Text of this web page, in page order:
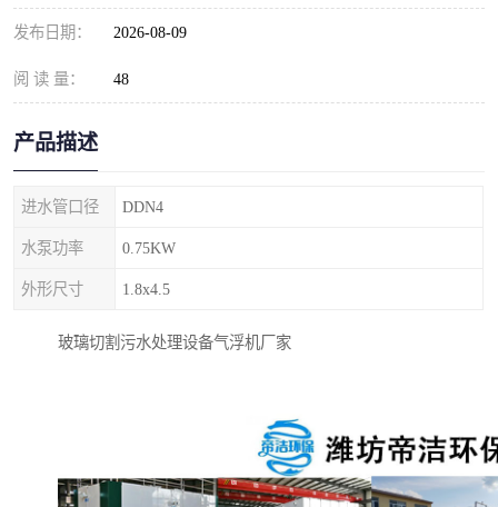
发布日期： 2026-08-09
阅 读 量： 48
产品描述
进水管口径 DDN4
水泵功率 0.75KW
外形尺寸 1.8x4.5
玻璃切割污水处理设备气浮机厂家
理设备
整形医院污水处理设备
酿酒厂一体化污水处理设
备
生活一体化污水处理设备
复合二氧化氯发生器污水
处理设备
屠宰场一体化污水处理设
地埋式一体化污水处理设 加药装置污水设备
污水处理设备生产厂家